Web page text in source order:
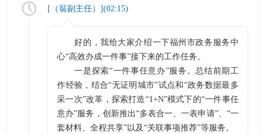
[（翁副主任）](02:15)
好的，我给大家介绍一下福州市政务服务中
心“高效办成一件事”接下来的工作任务。
一是探索“一件事任意办”服务。总结前期工
作经验，结合“无证明城市”试点和“政务数据最多
采一次”改革，探索打造“1+N”模式下的“一件事任
意办”服务，创新推出“多表合一、一表申请”、“一
套材料、全程共享”以及“关联事项推荐”等服务。